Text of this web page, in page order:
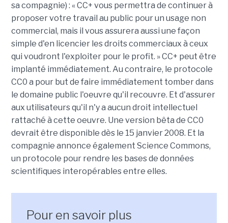
sa compagnie) : « CC+ vous permettra de continuer à
proposer votre travail au public pour un usage non
commercial, mais il vous assurera aussi une façon
simple d'en licencier les droits commerciaux à ceux
qui voudront l'exploiter pour le profit. » CC+ peut être
implanté immédiatement. Au contraire, le protocole
CC0 a pour but de faire immédiatement tomber dans
le domaine public l'oeuvre qu'il recouvre. Et d'assurer
aux utilisateurs qu'il n'y a aucun droit intellectuel
rattaché à cette oeuvre. Une version bêta de CC0
devrait être disponible dès le 15 janvier 2008. Et la
compagnie annonce également Science Commons,
un protocole pour rendre les bases de données
scientifiques interopérables entre elles.
Pour en savoir plus